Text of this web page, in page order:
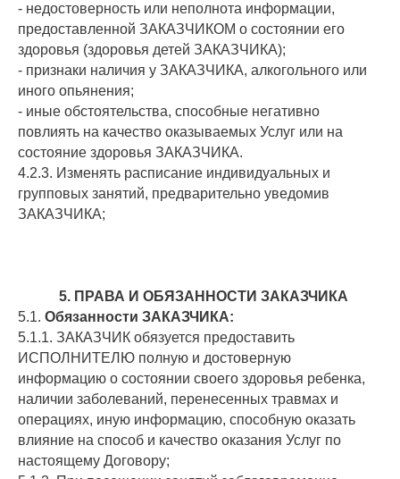
- недостоверность или неполнота информации,
предоставленной ЗАКАЗЧИКОМ о состоянии его
здоровья (здоровья детей ЗАКАЗЧИКА);
- признаки наличия у ЗАКАЗЧИКА, алкогольного или
иного опьянения;
- иные обстоятельства, способные негативно
повлиять на качество оказываемых Услуг или на
состояние здоровья ЗАКАЗЧИКА.
4.2.3. Изменять расписание индивидуальных и
групповых занятий, предварительно уведомив
ЗАКАЗЧИКА;
5. ПРАВА И ОБЯЗАННОСТИ ЗАКАЗЧИКА
5.1. Обязанности ЗАКАЗЧИКА:
5.1.1. ЗАКАЗЧИК обязуется предоставить
ИСПОЛНИТЕЛЮ полную и достоверную
информацию о состоянии своего здоровья ребенка,
наличии заболеваний, перенесенных травмах и
операциях, иную информацию, способную оказать
влияние на способ и качество оказания Услуг по
настоящему Договору;